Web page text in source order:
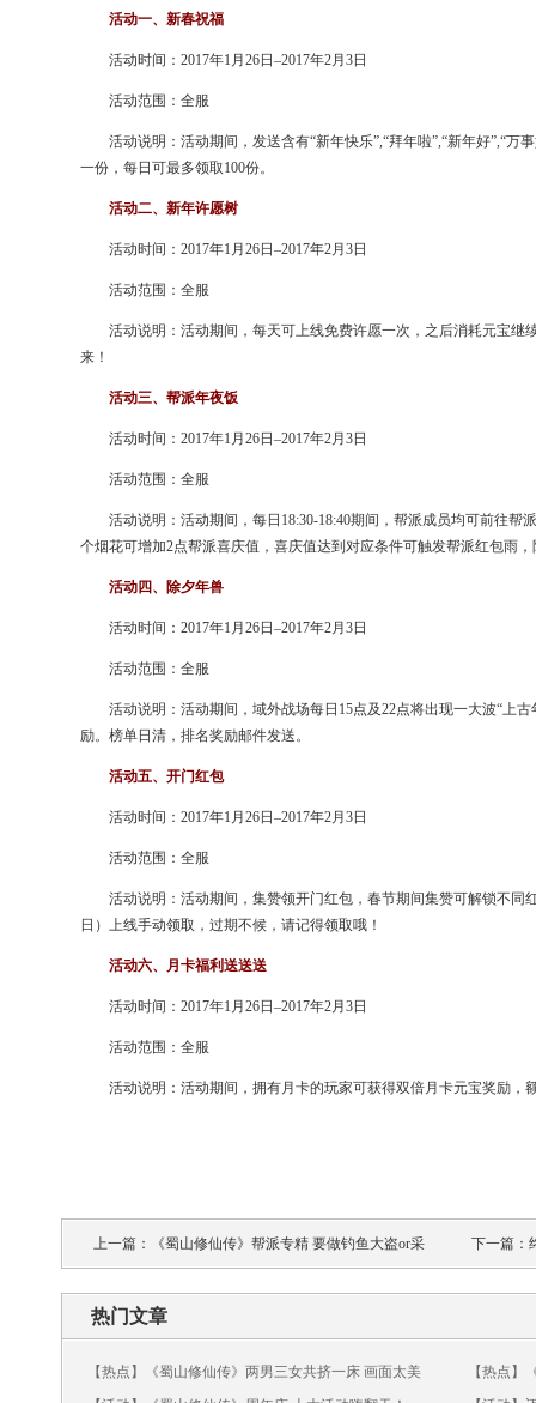
活动一、新春祝福
活动时间：2017年1月26日–2017年2月3日
活动范围：全服
活动说明：活动期间，发送含有“新年快乐”,“拜年啦”,“新年好”,“万
一份，每日可最多领取100份。
活动二、新年许愿树
活动时间：2017年1月26日–2017年2月3日
活动范围：全服
活动说明：活动期间，每天可上线免费许愿一次，之后消耗元宝继
来！
活动三、帮派年夜饭
活动时间：2017年1月26日–2017年2月3日
活动范围：全服
活动说明：活动期间，每日18:30-18:40期间，帮派成员均可前往帮
个烟花可增加2点帮派喜庆值，喜庆值达到对应条件可触发帮派红包雨
活动四、除夕年兽
活动时间：2017年1月26日–2017年2月3日
活动范围：全服
活动说明：活动期间，域外战场每日15点及22点将出现一大波“上
励。榜单日清，排名奖励邮件发送。
活动五、开门红包
活动时间：2017年1月26日–2017年2月3日
活动范围：全服
活动说明：活动期间，集赞领开门红包，春节期间集赞可解锁不同
日）上线手动领取，过期不候，请记得领取哦！
活动六、月卡福利送送送
活动时间：2017年1月26日–2017年2月3日
活动范围：全服
活动说明：活动期间，拥有月卡的玩家可获得双倍月卡元宝奖励，
上一篇：
《蜀山修仙传》帮派专精 要做钓鱼大盗or采
花大盗？
下一篇：
吧！
热门文章
【热点】《蜀山修仙传》两男三女共挤一床 画面太美
【热点】